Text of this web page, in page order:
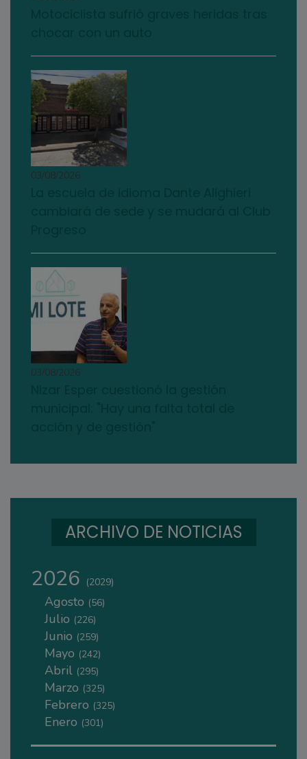
03/08/2026
03/08/2026
ARCHIVO DE NOTICIAS
2026 (2029)
Agosto (56)
Julio (226)
Junio (259)
Mayo (242)
Abril (295)
Marzo (325)
Febrero (325)
Enero (301)